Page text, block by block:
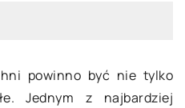
powinno być nie tylko
Jednym z najbardziej